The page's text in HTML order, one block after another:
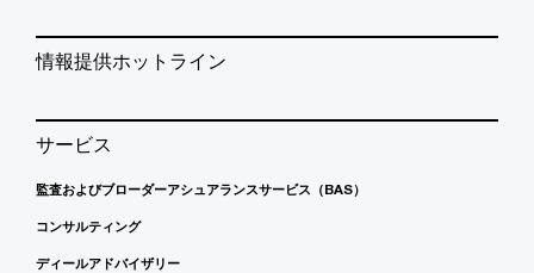
情報提供ホットライン
サービス
監査およびブローダーアシュアランスサービス（BAS）
コンサルティング
ディールアドバイザリー